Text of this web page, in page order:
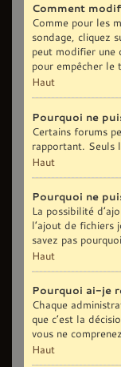
Comment
Comme pour les
sondage, cliquez
peut modifier une
pour empêcher le
Haut
Pourquoi ne
Certains forums
rapportant. Seuls
Haut
Pourquoi ne
La possibilité
l’ajout de fichiers
savez pas
Haut
Pourquoi ai-je
Chaque
que c’est la
vous ne
Haut